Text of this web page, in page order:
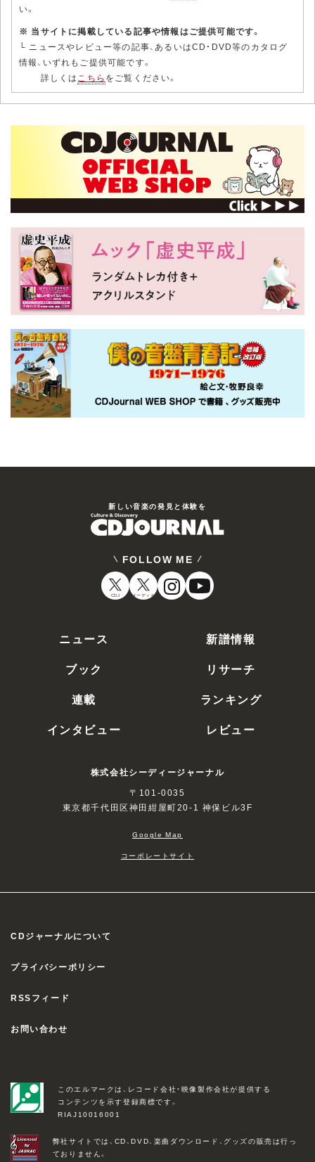
い。
※ 当サイトに掲載している記事や情報はご提供可能です。
└ ニュースやレビュー等の記事、あるいはCD・DVD等のカタログ
情報、いずれもご提供可能です。
詳しくはこちら をご覧ください。
新しい⾳楽の発⾒と体験を
FOLLOW ME
CDJ オーディオ
ニュース
新譜情報
ブック
リサーチ
連載
ランキング
インタビュー
レビュー
株式会社シーディージャーナル
〒101-0035
東京都千代田区神田紺屋町20-1 神保ビル3F
Google Map
コーポレートサイト
CDジャーナルについて
プライバシーポリシー
RSSフィード
お問い合わせ
このエルマークは、レコード会社・映像製作会社が提供する
コンテンツを示す登録商標です。
RIAJ10016001
弊社サイトでは、CD、DVD、楽曲ダウンロード、グッズの販売は行っ
ておりません。